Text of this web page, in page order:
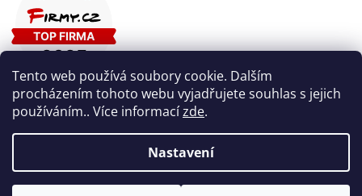
Tento web používá soubory cookie. Dalším
procházením tohoto webu vyjadřujete souhlas s jejich
používáním.. Více informacízde.
Nastavení
V pátek 7. 8. máme firemní dovolenou. V případě potřeby nám
Vytvořil Shoptet